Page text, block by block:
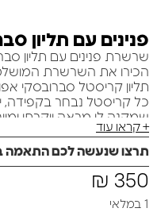
פנינים עם תליון
שרשרת פנינים עם תליון
הכירו את השרשרת
תליון קריסטל סברובסקי
כל קריסטל נבחר בקפידה,
שמקנה לו מראה יוקרתי
מתאימה לכל רגע ביומכם,
באירועים מיוחדים.
ללהוט בניצוץ שלכם.
+ קראו עוד
תרצו שנעשה לכם התאמה
₪ 350
1 במלאי